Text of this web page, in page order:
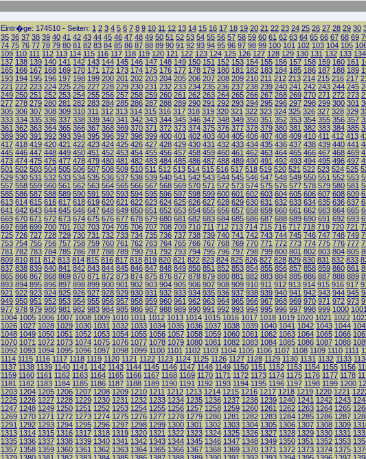
Eintr�ge: 174510 - Seiten: 1 2 3 4 5 6 7 8 9 10 11 12 13 14 15 16 17 18 19 20 21 22 23 24 25 26 27 28 29 30
35 36 37 38 39 40 41 42 43 44 45 46 47 48 49 50 51 52 53 54 55 56 57 58 59 60 61 62 63 64 65 66 67 68 69
74 75 76 77 78 79 80 81 82 83 84 85 86 87 88 89 90 91 92 93 94 95 96 97 98 99 100 101 102 103 104 105
109 110 111 112 113 114 115 116 117 118 119 120 121 122 123 124 125 126 127 128 129 130 131 132 133 134
137 138 139 140 141 142 143 144 145 146 147 148 149 150 151 152 153 154 155 156 157 158 159 160 161
165 166 167 168 169 170 171 172 173 174 175 176 177 178 179 180 181 182 183 184 185 186 187 188 189
193 194 195 196 197 198 199 200 201 202 203 204 205 206 207 208 209 210 211 212 213 214 215 216 217
221 222 223 224 225 226 227 228 229 230 231 232 233 234 235 236 237 238 239 240 241 242 243 244 245
249 250 251 252 253 254 255 256 257 258 259 260 261 262 263 264 265 266 267 268 269 270 271 272 273
277 278 279 280 281 282 283 284 285 286 287 288 289 290 291 292 293 294 295 296 297 298 299 300 301
305 306 307 308 309 310 311 312 313 314 315 316 317 318 319 320 321 322 323 324 325 326 327 328 329
333 334 335 336 337 338 339 340 341 342 343 344 345 346 347 348 349 350 351 352 353 354 355 356 357
361 362 363 364 365 366 367 368 369 370 371 372 373 374 375 376 377 378 379 380 381 382 383 384 385
389 390 391 392 393 394 395 396 397 398 399 400 401 402 403 404 405 406 407 408 409 410 411 412 413
417 418 419 420 421 422 423 424 425 426 427 428 429 430 431 432 433 434 435 436 437 438 439 440 441
445 446 447 448 449 450 451 452 453 454 455 456 457 458 459 460 461 462 463 464 465 466 467 468 469
473 474 475 476 477 478 479 480 481 482 483 484 485 486 487 488 489 490 491 492 493 494 495 496 497
501 502 503 504 505 506 507 508 509 510 511 512 513 514 515 516 517 518 519 520 521 522 523 524 525
529 530 531 532 533 534 535 536 537 538 539 540 541 542 543 544 545 546 547 548 549 550 551 552 553
557 558 559 560 561 562 563 564 565 566 567 568 569 570 571 572 573 574 575 576 577 578 579 580 581
585 586 587 588 589 590 591 592 593 594 595 596 597 598 599 600 601 602 603 604 605 606 607 608 609
613 614 615 616 617 618 619 620 621 622 623 624 625 626 627 628 629 630 631 632 633 634 635 636 637
641 642 643 644 645 646 647 648 649 650 651 652 653 654 655 656 657 658 659 660 661 662 663 664 665
669 670 671 672 673 674 675 676 677 678 679 680 681 682 683 684 685 686 687 688 689 690 691 692 693
697 698 699 700 701 702 703 704 705 706 707 708 709 710 711 712 713 714 715 716 717 718 719 720 721
725 726 727 728 729 730 731 732 733 734 735 736 737 738 739 740 741 742 743 744 745 746 747 748 749
753 754 755 756 757 758 759 760 761 762 763 764 765 766 767 768 769 770 771 772 773 774 775 776 777
781 782 783 784 785 786 787 788 789 790 791 792 793 794 795 796 797 798 799 800 801 802 803 804 805
809 810 811 812 813 814 815 816 817 818 819 820 821 822 823 824 825 826 827 828 829 830 831 832 833
837 838 839 840 841 842 843 844 845 846 847 848 849 850 851 852 853 854 855 856 857 858 859 860 861
865 866 867 868 869 870 871 872 873 874 875 876 877 878 879 880 881 882 883 884 885 886 887 888 889
893 894 895 896 897 898 899 900 901 902 903 904 905 906 907 908 909 910 911 912 913 914 915 916 917
921 922 923 924 925 926 927 928 929 930 931 932 933 934 935 936 937 938 939 940 941 942 943 944 945
949 950 951 952 953 954 955 956 957 958 959 960 961 962 963 964 965 966 967 968 969 970 971 972 973
977 978 979 980 981 982 983 984 985 986 987 988 989 990 991 992 993 994 995 996 997 998 999 1000 1001
1004 1005 1006 1007 1008 1009 1010 1011 1012 1013 1014 1015 1016 1017 1018 1019 1020 1021 1022
1026 1027 1028 1029 1030 1031 1032 1033 1034 1035 1036 1037 1038 1039 1040 1041 1042 1043 1044
1048 1049 1050 1051 1052 1053 1054 1055 1056 1057 1058 1059 1060 1061 1062 1063 1064 1065 1066
1070 1071 1072 1073 1074 1075 1076 1077 1078 1079 1080 1081 1082 1083 1084 1085 1086 1087 1088
1092 1093 1094 1095 1096 1097 1098 1099 1100 1101 1102 1103 1104 1105 1106 1107 1108 1109 1110 1111
1114 1115 1116 1117 1118 1119 1120 1121 1122 1123 1124 1125 1126 1127 1128 1129 1130 1131 1132 1133
1137 1138 1139 1140 1141 1142 1143 1144 1145 1146 1147 1148 1149 1150 1151 1152 1153 1154 1155 1156
1159 1160 1161 1162 1163 1164 1165 1166 1167 1168 1169 1170 1171 1172 1173 1174 1175 1176 1177 1178
1181 1182 1183 1184 1185 1186 1187 1188 1189 1190 1191 1192 1193 1194 1195 1196 1197 1198 1199 1200
1203 1204 1205 1206 1207 1208 1209 1210 1211 1212 1213 1214 1215 1216 1217 1218 1219 1220 1221
1225 1226 1227 1228 1229 1230 1231 1232 1233 1234 1235 1236 1237 1238 1239 1240 1241 1242 1243
1247 1248 1249 1250 1251 1252 1253 1254 1255 1256 1257 1258 1259 1260 1261 1262 1263 1264 1265
1269 1270 1271 1272 1273 1274 1275 1276 1277 1278 1279 1280 1281 1282 1283 1284 1285 1286 1287
1291 1292 1293 1294 1295 1296 1297 1298 1299 1300 1301 1302 1303 1304 1305 1306 1307 1308 1309
1313 1314 1315 1316 1317 1318 1319 1320 1321 1322 1323 1324 1325 1326 1327 1328 1329 1330 1331
1335 1336 1337 1338 1339 1340 1341 1342 1343 1344 1345 1346 1347 1348 1349 1350 1351 1352 1353
1357 1358 1359 1360 1361 1362 1363 1364 1365 1366 1367 1368 1369 1370 1371 1372 1373 1374 1375